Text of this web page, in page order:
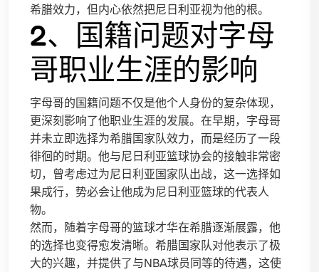
希腊效力，但内心依然把尼日利亚视为他的根。
2、国籍问题对字母
哥职业生涯的影响
字母哥的国籍问题不仅是他个人身份的复杂体现，
更深刻影响了他职业生涯的发展。在早期，字母哥
并未立即选择为希腊国家队效力，而是经历了一段
徘徊的时期。他与尼日利亚篮球协会的接触非常密
切，曾考虑过为尼日利亚国家队出战，这一选择如
果成行，势必会让他成为尼日利亚篮球的代表人
物。
然而，随着字母哥的篮球才华在希腊逐渐展露，他
的选择也变得愈发清晰。希腊国家队对他表示了极
大的兴趣，并提供了与NBA球员同等的待遇，这使